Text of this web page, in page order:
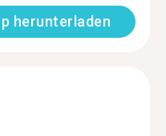
herunterladen